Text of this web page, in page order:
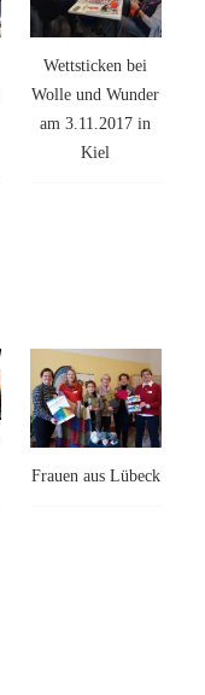
Wettsticken bei
Wolle und Wunder
am 3.11.2017 in
Kiel
Frauen aus Lübeck